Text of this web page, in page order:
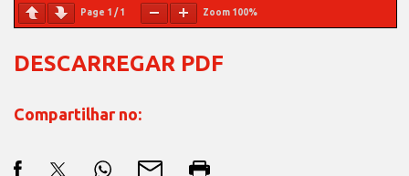
Page 1 /1 Zoom 100%
DESCARREGAR PDF
Compartilhar no: